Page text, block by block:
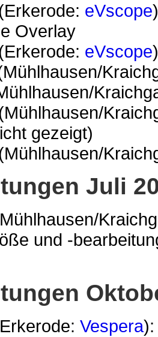
eVscope
Overlay
eVscope
gezeigt)
Juli
und -
Vespera